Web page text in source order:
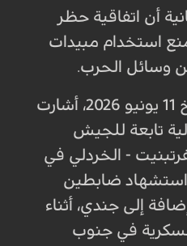
أن اتفاقية حظر
استخدام مبيدات
وسائل الحرب.
وفي رسالة ثانية بتاريخ 11 يونيو 2026، أشارت
تابعة للجيش
- الخردلي في
استشهاد ضابطين
إلى جندي، أثناء
في جنوب